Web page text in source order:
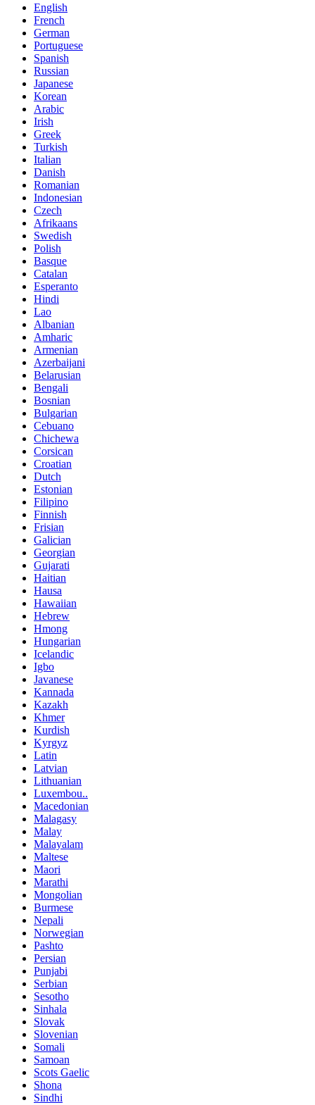
English
French
German
Portuguese
Spanish
Russian
Japanese
Korean
Arabic
Irish
Greek
Turkish
Italian
Danish
Romanian
Indonesian
Czech
Afrikaans
Swedish
Polish
Basque
Catalan
Esperanto
Hindi
Lao
Albanian
Amharic
Armenian
Azerbaijani
Belarusian
Bengali
Bosnian
Bulgarian
Cebuano
Chichewa
Corsican
Croatian
Dutch
Estonian
Filipino
Finnish
Frisian
Galician
Georgian
Gujarati
Haitian
Hausa
Hawaiian
Hebrew
Hmong
Hungarian
Icelandic
Igbo
Javanese
Kannada
Kazakh
Khmer
Kurdish
Kyrgyz
Latin
Latvian
Lithuanian
Luxembou..
Macedonian
Malagasy
Malay
Malayalam
Maltese
Maori
Marathi
Mongolian
Burmese
Nepali
Norwegian
Pashto
Persian
Punjabi
Serbian
Sesotho
Sinhala
Slovak
Slovenian
Somali
Samoan
Scots Gaelic
Shona
Sindhi